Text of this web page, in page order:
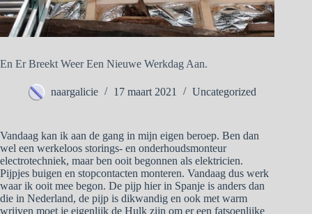
En Er Breekt Weer Een Nieuwe Werkdag Aan.
naargalicie 17 maart 2021 Uncategorized
Vandaag kan ik aan de gang in mijn eigen beroep. Ben dan
wel een werkeloos storings- en onderhoudsmonteur
electrotechniek, maar ben ooit begonnen als elektricien.
Pijpjes buigen en stopcontacten monteren. Vandaag dus werk
waar ik ooit mee begon. De pijp hier in Spanje is anders dan
die in Nederland, de pijp is dikwandig en ook met warm
wrijven moet je eigenlijk de Hulk zijn om er een fatsoenlijke